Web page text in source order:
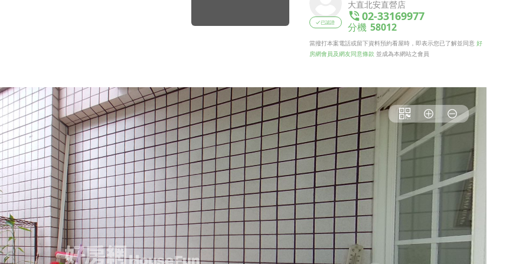
已認證
大直北安直營店
02-33169977
分機 58012
當撥打本案電話或留下資料預約看屋時，即表示您已了解並同意 好
房網會員及網友同意條款 並成為本網站之會員